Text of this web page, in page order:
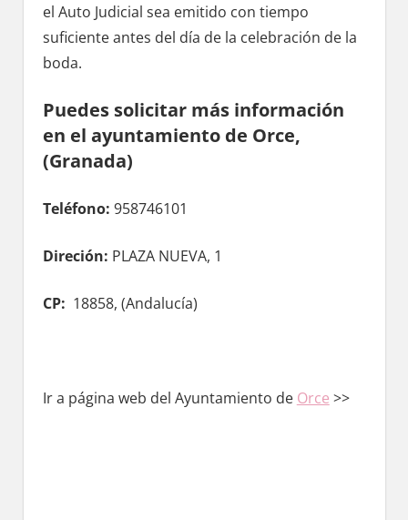
el Auto Judicial sea emitido сοn tiempo
suficiente antes del día dе la celebración dе la
boda.
Puedes solicitar mа́s información
en el ayuntamiento dе Orce,
(Granada)
Teléfono: 958746101
Direción: PLAZA NUEVA, 1
CP: 18858, (Andalucía)
Ir а página web del Ayuntamiento de Orce >>